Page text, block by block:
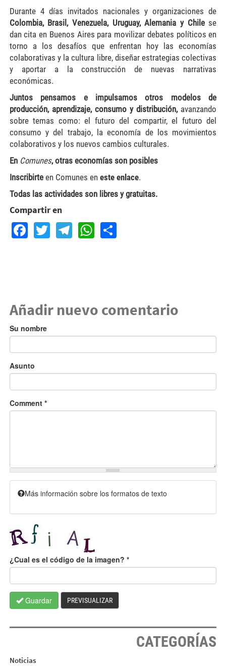
Durante 4 días invitados nacionales y organizaciones de
Colombia, Brasil, Venezuela, Uruguay, Alemania y Chilese
dan cita en Buenos Aires para movilizar debates políticos en
torno a los desafíos que enfrentan hoy las economías
colaborativas y la cultura libre, diseñar estrategias colectivas
y aportar a la construcción de nuevas narrativas
económicas.
Juntos pensamos e impulsamos otros modelos de
producción, aprendizaje, consumo y distribución,avanzando
sobre temas como: el futuro del compartir, el futuro del
consumo y del trabajo, la economía de los movimientos
colaborativos y los nuevos cambios culturales.
En Comunes, otras economías son posibles
Inscribirteen Comunes en este enlace.
Todas las actividades son libres y gratuitas.
Compartir en
Facebook
TwitterTelegram
WhatsApp
Share
Añadir nuevo comentario
Su nombre
Asunto
Comment *
Más información sobre los formatos de texto
¿Cual es el código de la imagen? *
Guardar PREVISUALIZAR
CATEGORÍAS
Noticias